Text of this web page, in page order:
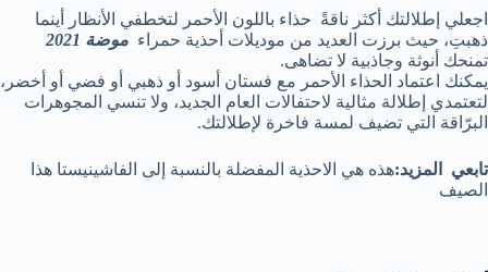
اجعلي إطلالتك أكثر ناقةً حذاء باللون الأحمر لتخطفي الأنظار أينما
ذهبتِ، حيث برزت العديد من موديلات أحذية حمراء موضة 2021
تمنحك أنوثة وجاذبية لا تضاهى.
يمكنك اعتماد الحذاء الأحمر مع فستان أسود أو ذهبي أو فضي أو أخضر،
لتعتمدي إطلالة مثالية لاحتفالات العام الجديد، ولا تنسي المجوهرات
البرّاقة التي تضيف لمسة فاخرة لإطلالتك.
تابعي المزيد:هذه هي الاحذية المفضلة بالنسبة إلى الفاشينيستا هذا
الصيف